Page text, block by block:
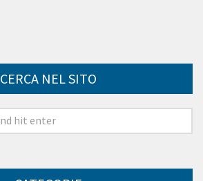
CERCA NEL SITO